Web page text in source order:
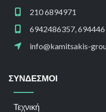
210 6894971
6942486357,
info@kamitsakis-
ΣΥΝΔΕΣΜΟΙ
Τεχνική